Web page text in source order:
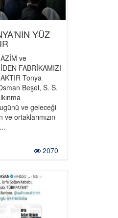
YÜZ
ve
FABRİKAMIZI
Tonya
Beşel, S. S.
ve geleceği
ve ortaklarımızın
2070